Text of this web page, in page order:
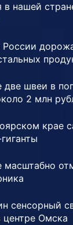
в нашей
России
две швеи в
2 млн
крае
масштабно
сенсорный
центре Омска